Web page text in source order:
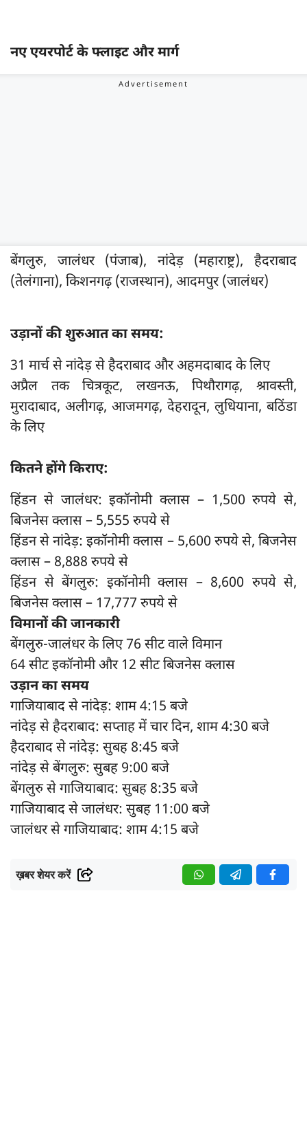
नए एयरपोर्ट के फ्लाइट और मार्ग
बेंगलुरु, जालंधर (पंजाब), नांदेड़ (महाराष्ट्र), हैदराबाद
(तेलंगाना), किशनगढ़ (राजस्थान), आदमपुर (जालंधर)
उड़ानों की शुरुआत का समय:
31 मार्च से नांदेड़ से हैदराबाद और अहमदाबाद के लिए
अप्रैल तक चित्रकूट, लखनऊ, पिथौरागढ़, श्रावस्ती,
मुरादाबाद, अलीगढ़, आजमगढ़, देहरादून, लुधियाना, बठिंडा
के लिए
कितने होंगे किराए:
हिंडन से जालंधर: इकॉनोमी क्लास – 1,500 रुपये से,
बिजनेस क्लास – 5,555 रुपये से
हिंडन से नांदेड़: इकॉनोमी क्लास – 5,600 रुपये से, बिजनेस
क्लास – 8,888 रुपये से
हिंडन से बेंगलुरु: इकॉनोमी क्लास – 8,600 रुपये से,
बिजनेस क्लास – 17,777 रुपये से
विमानों की जानकारी
बेंगलुरु-जालंधर के लिए 76 सीट वाले विमान
64 सीट इकॉनोमी और 12 सीट बिजनेस क्लास
उड़ान का समय
गाजियाबाद से नांदेड़: शाम 4:15 बजे
नांदेड़ से हैदराबाद: सप्ताह में चार दिन, शाम 4:30 बजे
हैदराबाद से नांदेड़: सुबह 8:45 बजे
नांदेड़ से बेंगलुरु: सुबह 9:00 बजे
बेंगलुरु से गाजियाबाद: सुबह 8:35 बजे
गाजियाबाद से जालंधर: सुबह 11:00 बजे
जालंधर से गाजियाबाद: शाम 4:15 बजे
ख़बर शेयर करें